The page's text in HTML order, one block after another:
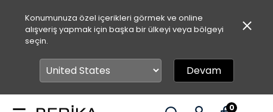
Konumunuza özel içerikleri görmek ve online
alışveriş yapmak için başka bir ülkeyi veya bölgeyi
seçin.
Devam
0